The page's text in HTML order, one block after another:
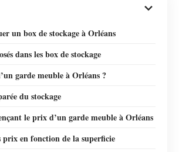
un box de stockage à Orléans
dans les box de stockage
garde meuble à Orléans ?
du stockage
le prix d’un garde meuble à Orléans
prix en fonction de la superficie